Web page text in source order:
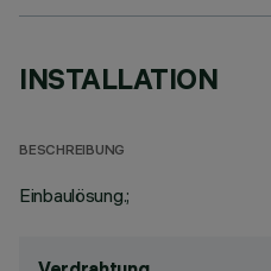
INSTALLATION
BESCHREIBUNG
Einbaulösung.;